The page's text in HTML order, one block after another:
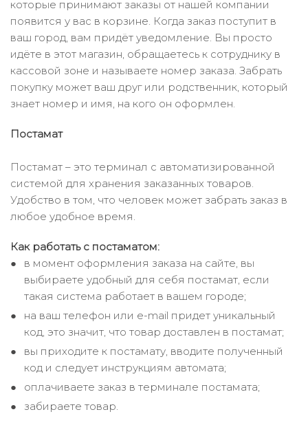
которые принимают заказы от нашей компании
появится у вас в корзине. Когда заказ поступит в
ваш город, вам придёт уведомление. Вы просто
идёте в этот магазин, обращаетесь к сотруднику в
кассовой зоне и называете номер заказа. Забрать
покупку может ваш друг или родственник, который
знает номер и имя, на кого он оформлен.
Постамат
Постамат – это терминал с автоматизированной
системой для хранения заказанных товаров.
Удобство в том, что человек может забрать заказ в
любое удобное время.
Как работать с постаматом:
в момент оформления заказа на сайте, вы
выбираете удобный для себя постамат, если
такая система работает в вашем городе;
на ваш телефон или e-mail придет уникальный
код, это значит, что товар доставлен в постамат;
вы приходите к постамату, вводите полученный
код и следует инструкциям автомата;
оплачиваете заказ в терминале постамата;
забираете товар.